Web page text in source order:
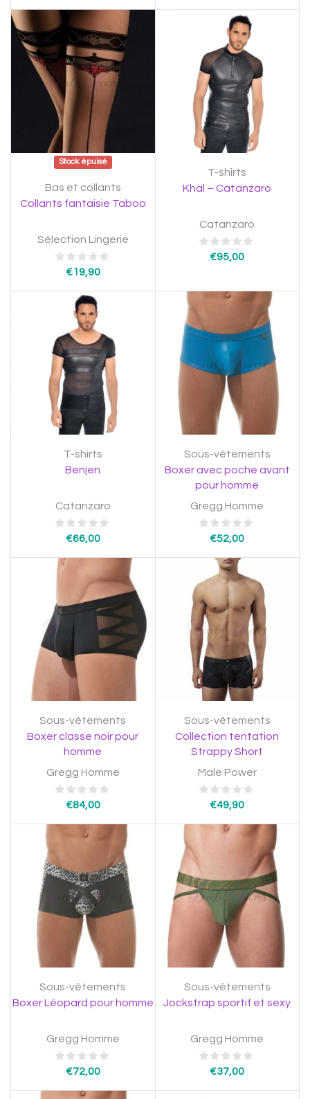
Stock épuisé
Bas et collants
Collants fantaisie Taboo
Sélection Lingerie
€19,90
T-shirts
Khal – Catanzaro
Catanzaro
€95,00
T-shirts
Benjen
Catanzaro
€66,00
Sous-vêtements
Boxer avec poche avant
pour homme
Gregg Homme
€52,00
Sous-vêtements
Boxer classe noir pour
homme
Gregg Homme
€84,00
Sous-vêtements
Collection tentation
Strappy Short
Male Power
€49,90
Sous-vêtements
Boxer Léopard pour homme
Gregg Homme
€72,00
Sous-vêtements
Jockstrap sportif et sexy
Gregg Homme
€37,00